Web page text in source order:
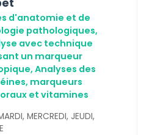
d'anatomie et de
pathologiques,
avec technique
un marqueur
Analyses des
marqueurs
et vitamines
MERCREDI, JEUDI,